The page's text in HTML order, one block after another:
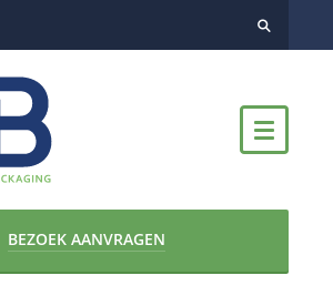
BEZOEK AANVRAGEN